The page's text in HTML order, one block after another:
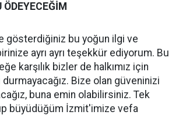
gösterdiğiniz bu yoğun ilgi ve
ayrı ayrı teşekkür ediyorum. Bu
karşılık bizler de halkımız için
Bize olan güveninizi
buna emin olabilirsiniz. Tek
büyüdüğüm İzmit'imize vefa